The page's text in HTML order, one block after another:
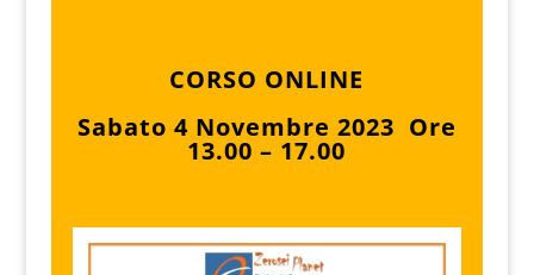
CORSO ONLINE
Sabato 4 Novembre 2023 Ore
13.00 – 17.00